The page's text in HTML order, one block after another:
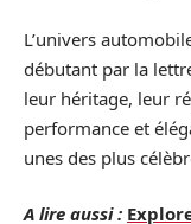
L’univers
débutant par la
leur héritage, leur
performance et
unes des plus
A lire aussi :